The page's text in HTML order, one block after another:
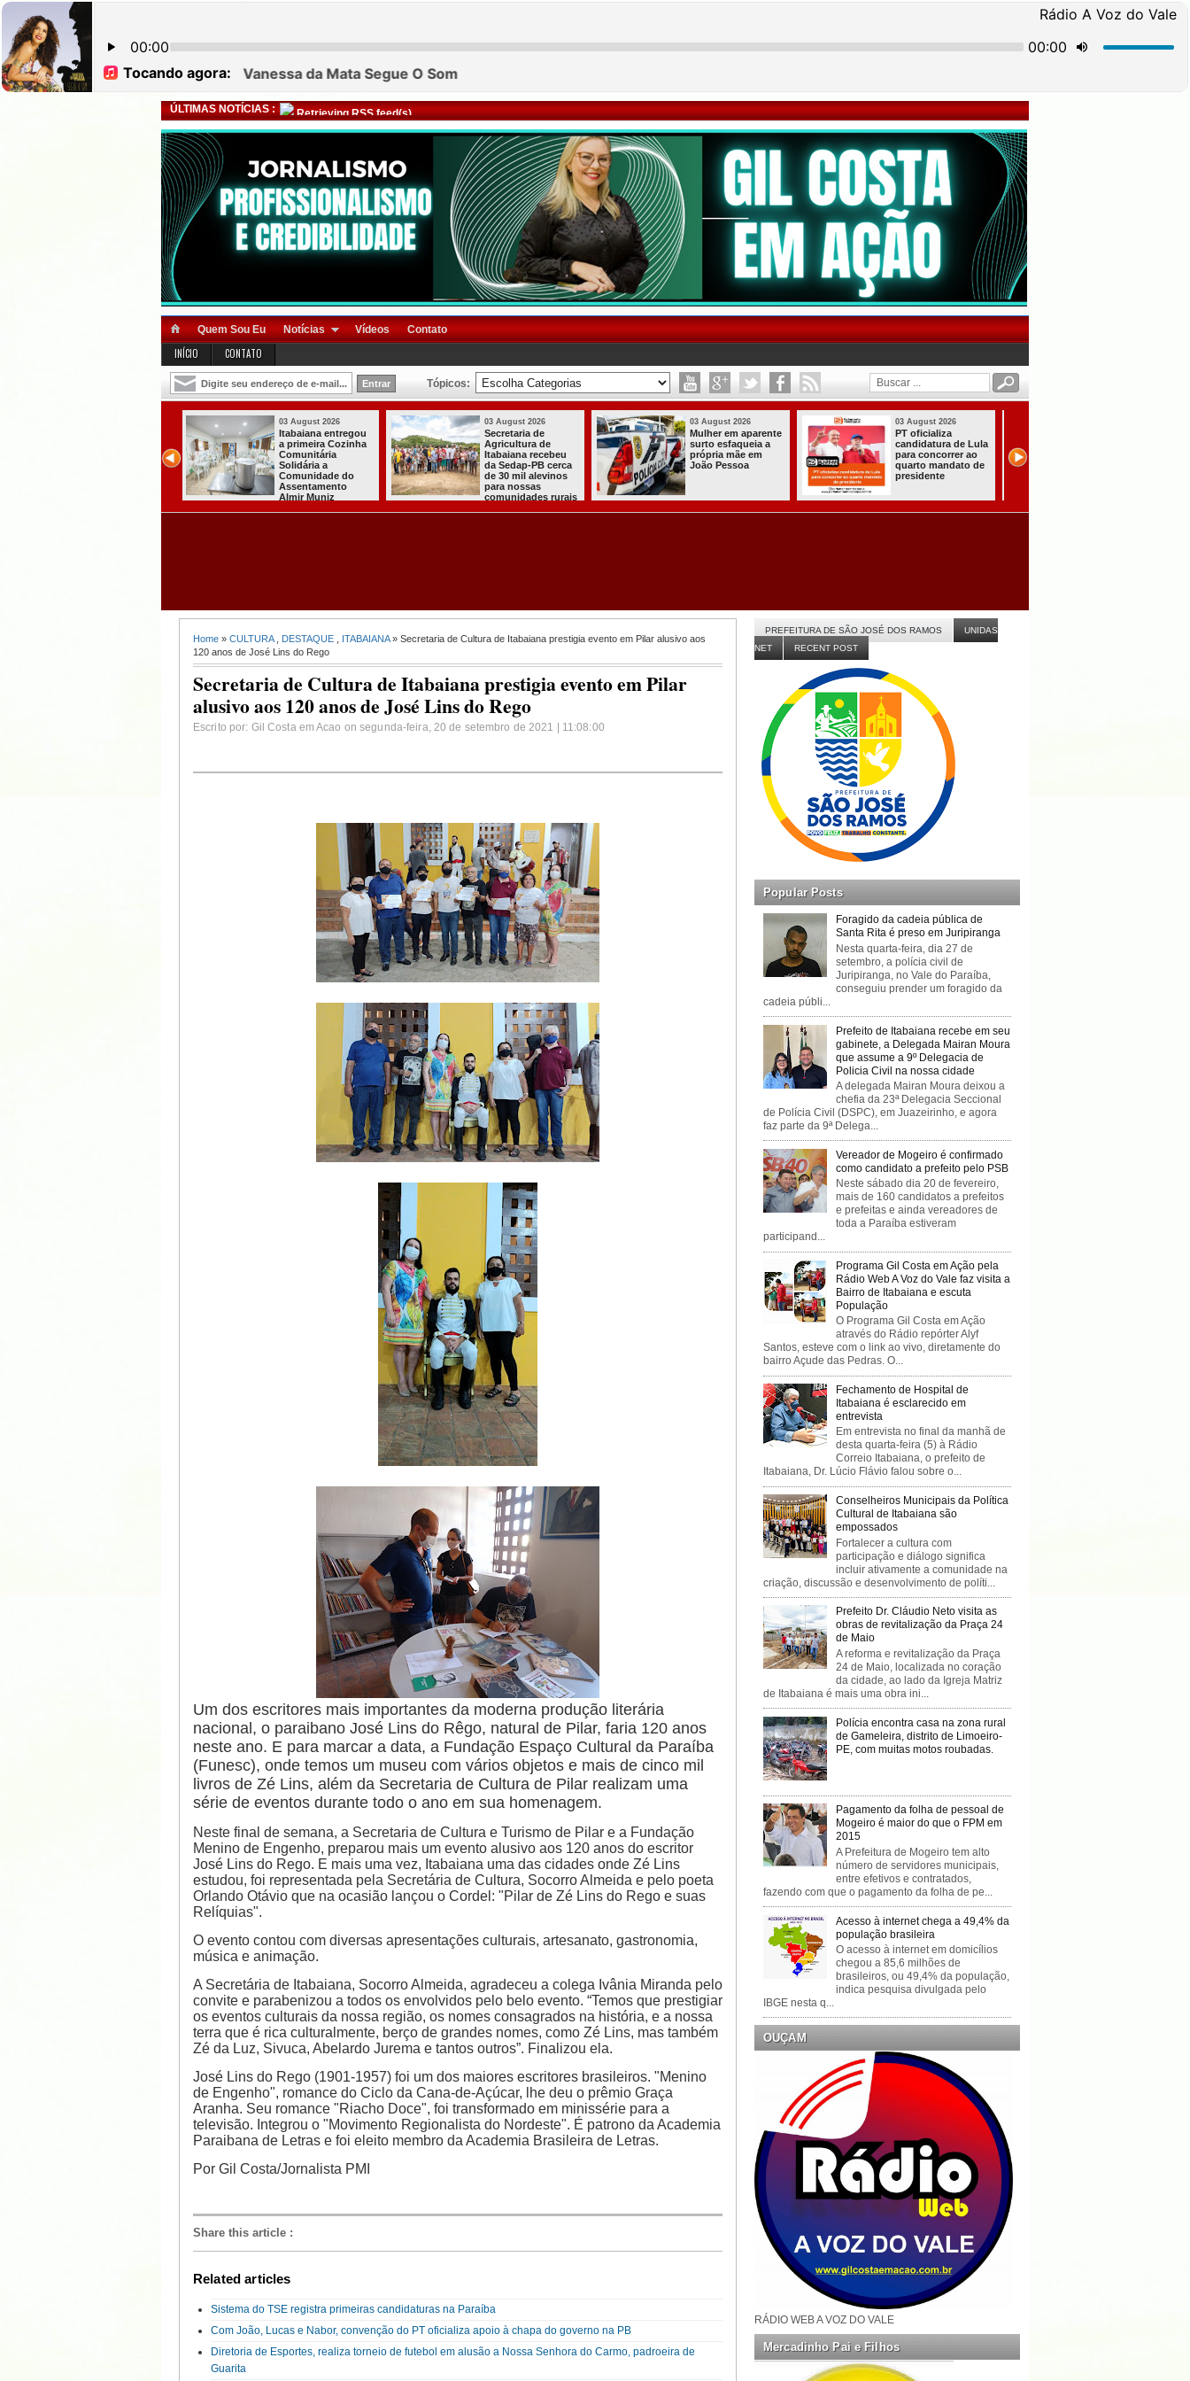
ÚLTIMAS NOTÍCIAS : Retrieving RSS feed(s)
Quem Sou Eu Notícias Vídeos Contato
INÍCIO CONTATO
Tópicos:
Itabaiana recebeu
da Sedap-PB cerca
03 August 2026
Mulher em aparente
surto esfaqueia a
própria mãe em
João Pessoa
03 August 2026
PT oficializa
candidatura de Lula
para concorrer ao
quarto mandato de
presidente
03 August 2026
Efraim Filho
anuncia Nayana
Pontes, esposa do
Cabo Gilberto,
31 July 2026
A CARRETA DO
AGORA TEM
ESPECIALISTAS
CHEGOU À
ITABAIANA
Home » CULTURA, DESTAQUE ITABAIANA» Secretaria de Cultura de Itabaiana prestigia evento em Pilar alusivo aos
120 anos de José Lins do Rego
Secretaria de Cultura de Itabaiana prestigia evento em Pilar
alusivo aos 120 anos de José Lins do Rego
Escrito por: Gil Costa em Acao on segunda-feira, 20 de setembro de 2021 | 11:08:00
Um dos escritores mais importantes da moderna produção literária
nacional, o paraibano José Lins do Rêgo, natural de Pilar, faria 120 anos
neste ano. E para marcar a data, a Fundação Espaço Cultural da Paraíba
(Funesc), onde temos um museu com vários objetos e mais de cinco mil
livros de Zé Lins, além da Secretaria de Cultura de Pilar realizam uma
série de eventos durante todo o ano em sua homenagem.
Neste final de semana, a Secretaria de Cultura e Turismo de Pilar e a Fundação
Menino de Engenho, preparou mais um evento alusivo aos 120 anos do escritor
José Lins do Rego. E mais uma vez, Itabaiana uma das cidades onde Zé Lins
estudou, foi representada pela Secretária de Cultura, Socorro Almeida e pelo poeta
Orlando Otávio que na ocasião lançou o Cordel: "Pilar de Zé Lins do Rego e suas
Relíquias".
O evento contou com diversas apresentações culturais, artesanato, gastronomia,
música e animação.
A Secretária de Itabaiana, Socorro Almeida, agradeceu a colega Ivânia Miranda pelo
convite e parabenizou a todos os envolvidos pelo belo evento. “Temos que prestigiar
os eventos culturais da nossa região, os nomes consagrados na história, e a nossa
terra que é rica culturalmente, berço de grandes nomes, como Zé Lins, mas também
Zé da Luz, Sivuca, Abelardo Jurema e tantos outros”. Finalizou ela.
José Lins do Rego (1901-1957) foi um dos maiores escritores brasileiros. "Menino
de Engenho", romance do Ciclo da Cana-de-Açúcar, lhe deu o prêmio Graça
Aranha. Seu romance "Riacho Doce", foi transformado em minissérie para a
televisão. Integrou o "Movimento Regionalista do Nordeste". É patrono da Academia
Paraibana de Letras e foi eleito membro da Academia Brasileira de Letras.
Por Gil Costa/Jornalista PMI
Share this article :
Related articles
Sistema do TSE registra primeiras candidaturas na Paraíba
Com João, Lucas e Nabor, convenção do PT oficializa apoio à chapa do governo na PB
Diretoria de Esportes, realiza torneio de futebol em alusão a Nossa Senhora do Carmo, padroeira de
Guarita
PREFEITURA DE SÃO JOSÉ DOS RAMOS
UNIDAS
NET
RECENT POST
Popular Posts
Foragido da cadeia pública de
Santa Rita é preso em Juripiranga
Nesta quarta-feira, dia 27 de
setembro, a polícia civil de
Juripiranga, no Vale do Paraíba,
conseguiu prender um foragido da
cadeia públi...
Prefeito de Itabaiana recebe em seu
gabinete, a Delegada Mairan Moura
que assume a 9º Delegacia de
Policia Civil na nossa cidade
A delegada Mairan Moura deixou a
chefia da 23ª Delegacia Seccional
de Polícia Civil (DSPC), em Juazeirinho, e agora
faz parte da 9ª Delega...
Vereador de Mogeiro é confirmado
como candidato a prefeito pelo PSB
Neste sábado dia 20 de fevereiro,
mais de 160 candidatos a prefeitos
e prefeitas e ainda vereadores de
toda a Paraíba estiveram
participand...
Programa Gil Costa em Ação pela
Rádio Web A Voz do Vale faz visita a
Bairro de Itabaiana e escuta
População
O Programa Gil Costa em Ação
através do Rádio repórter Alyf
Santos, esteve com o link ao vivo, diretamente do
bairro Açude das Pedras. O...
Fechamento de Hospital de
Itabaiana é esclarecido em
entrevista
Em entrevista no final da manhã de
desta quarta-feira (5) à Rádio
Correio Itabaiana, o prefeito de
Itabaiana, Dr. Lúcio Flávio falou sobre o...
Conselheiros Municipais da Política
Cultural de Itabaiana são
empossados
Fortalecer a cultura com
participação e diálogo significa
incluir ativamente a comunidade na
criação, discussão e desenvolvimento de políti...
Prefeito Dr. Cláudio Neto visita as
obras de revitalização da Praça 24
de Maio
A reforma e revitalização da Praça
24 de Maio, localizada no coração
da cidade, ao lado da Igreja Matriz
de Itabaiana é mais uma obra ini...
Polícia encontra casa na zona rural
de Gameleira, distrito de Limoeiro-
PE, com muitas motos roubadas.
Pagamento da folha de pessoal de
Mogeiro é maior do que o FPM em
2015
A Prefeitura de Mogeiro tem alto
número de servidores municipais,
entre efetivos e contratados,
fazendo com que o pagamento da folha de pe...
Acesso à internet chega a 49,4% da
população brasileira
O acesso à internet em domicílios
chegou a 85,6 milhões de
brasileiros, ou 49,4% da população,
indica pesquisa divulgada pelo
IBGE nesta q...
OUÇAM
RÁDIO WEB A VOZ DO VALE
Mercadinho Pai e Filhos